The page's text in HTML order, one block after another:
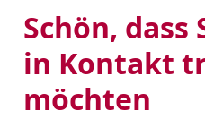
Schön, dass
in Kontakt
möchten